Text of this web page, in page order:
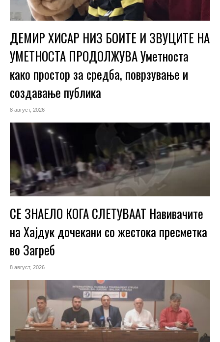
ДЕМИР ХИСАР НИЗ БОИТЕ И ЗВУЦИТЕ НА
УМЕТНОСТА ПРОДОЛЖУВА Уметноста
како простор за средба, поврзување и
создавање публика
8 август, 2026
СЕ ЗНАЕЛО КОГА СЛЕТУВААТ Навивачите
на Хајдук дочекани со жестока пресметка
во Загреб
8 август, 2026